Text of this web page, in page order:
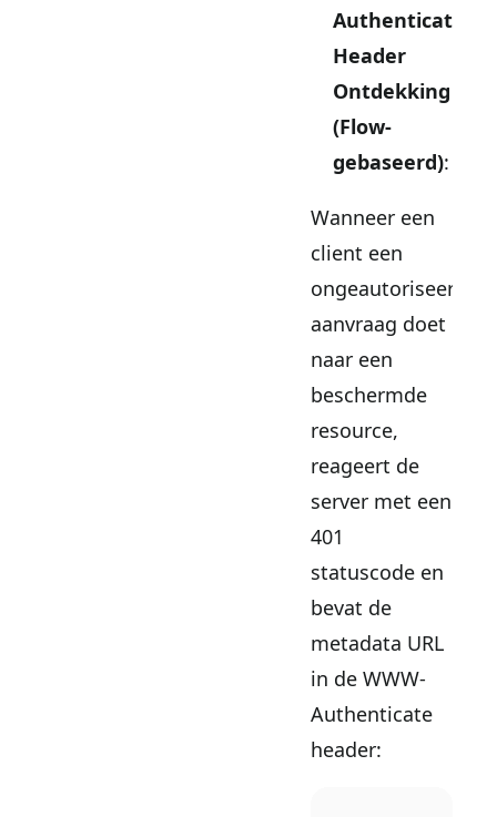
Authenticate
Header
Ontdekking
(Flow-
gebaseerd):
Wanneer een
client een
ongeautoriseerde
aanvraag doet
naar een
beschermde
resource,
reageert de
server met een
401
statuscode en
bevat de
metadata URL
in de WWW-
Authenticate
header: